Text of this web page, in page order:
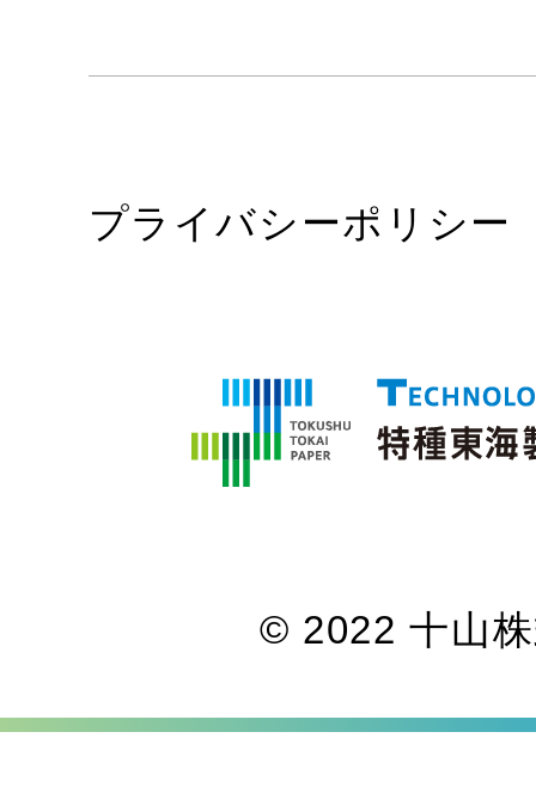
プライバシーポリシー
© 2022 十山